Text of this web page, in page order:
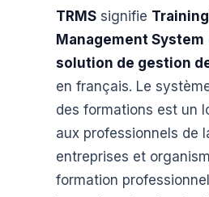
TRMSsignifie
Management System
solution de gestion
en français. Le
des formations est un
aux professionnels de
entreprises et
formation